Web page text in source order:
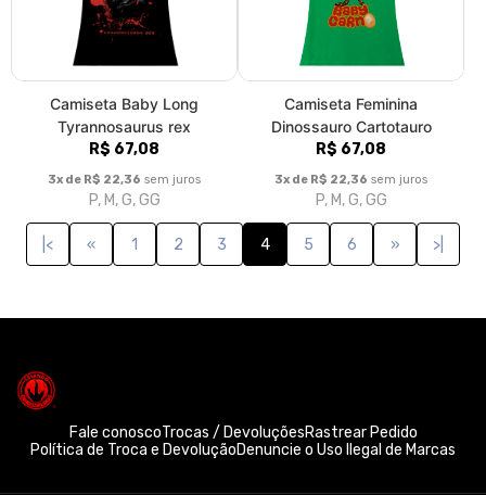
Camiseta Baby Long
Tyrannosaurus rex
R$ 67,08
3x de R$ 22,36 sem juros
P, M, G, GG
Camiseta Feminina
Dinossauro Cartotauro
R$ 67,08
3x de R$ 22,36 sem juros
P, M, G, GG
|< « 1 2 3 4 5 6 » >|
Fale conoscoTrocas / DevoluçõesRastrear Pedido
Política de Troca e DevoluçãoDenuncie o Uso Ilegal de Marcas